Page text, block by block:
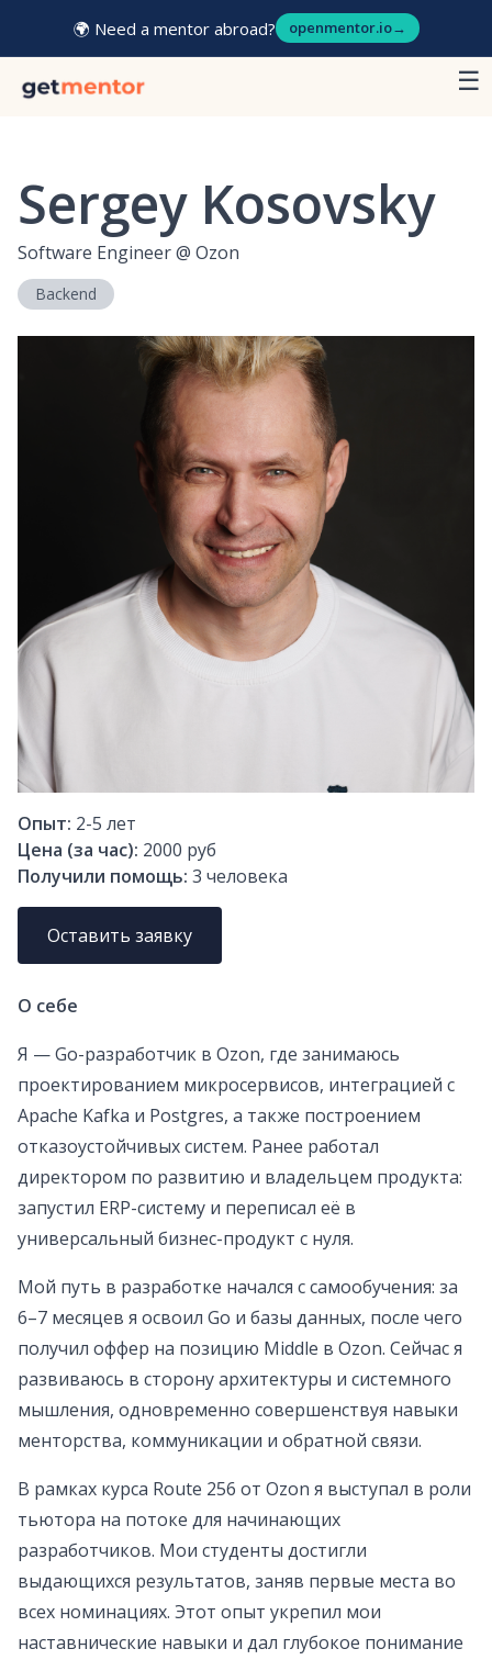
🌍 Need a mentor abroad? openmentor.io→
☰
Sergey Kosovsky
Software Engineer@ Ozon
Backend
Опыт: 2-5 лет
Цена (за час): 2000 руб
Получили помощь: 3 человека
Оставить заявку
О себе
Я — Go-разработчик в Ozon, где занимаюсь
проектированием микросервисов, интеграцией с
Apache Kafka и Postgres, а также построением
отказоустойчивых систем. Ранее работал
директором по развитию и владельцем продукта:
запустил ERP-систему и переписал её в
универсальный бизнес-продукт с нуля.
Мой путь в разработке начался с самообучения: за
6–7 месяцев я освоил Go и базы данных, после чего
получил оффер на позицию Middle в Ozon. Сейчас я
развиваюсь в сторону архитектуры и системного
мышления, одновременно совершенствуя навыки
менторства, коммуникации и обратной связи.
В рамках курса Route 256 от Ozon я выступал в роли
тьютора на потоке для начинающих
разработчиков. Мои студенты достигли
выдающихся результатов, заняв первые места во
всех номинациях. Этот опыт укрепил мои
наставнические навыки и дал глубокое понимание